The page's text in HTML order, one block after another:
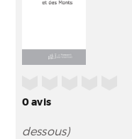
0avis
dessous)